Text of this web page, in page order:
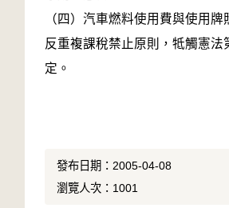
（四）汽車燃料使用費與使用牌
反重複課稅禁止原則，牴觸憲法
定。
發布日期：2005-04-08
瀏覽人次：1001